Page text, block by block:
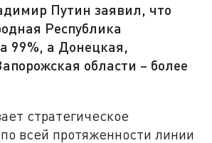
Путин заявил, что
Республика
99%, а Донецкая,
области – более
стратегическое
всей протяженности линии